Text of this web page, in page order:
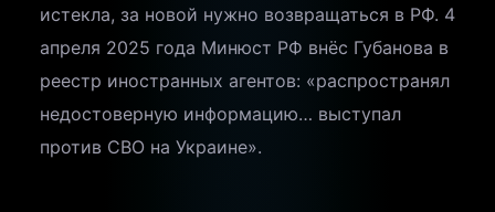
истекла, за новой нужно возвращаться в РФ. 4
апреля 2025 года Минюст РФ внёс Губанова в
реестр иностранных агентов: «распространял
недостоверную информацию… выступал
против СВО на Украине».